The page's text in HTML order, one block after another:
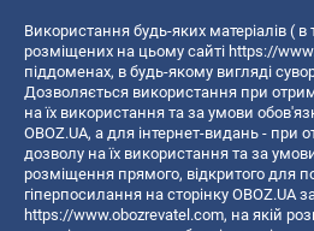
Використання будь-яких матеріалів ( в
розміщених на цьому сайті https://
піддоменах, в будь-якому вигляді
Дозволяється використання при
на їх використання та за умови
OBOZ.UA, а для інтернет-видань - при
дозволу на їх використання та за
розміщення прямого, відкритого для
гіперпосилання на сторінку OBOZ.UA
https://www.obozrevatel.com, на якій